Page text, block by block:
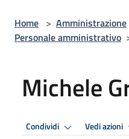
Home > Amministrazione
Personale amministrativo
Michele
Condividi Vedi azioni